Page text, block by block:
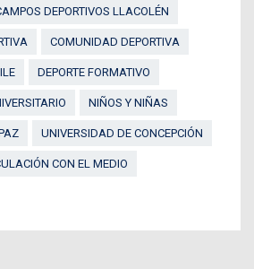
DEPORTIVOS LLACOLÉN
COMUNIDAD DEPORTIVA
DEPORTE FORMATIVO
NIÑOS Y NIÑAS
UNIVERSIDAD DE CONCEPCIÓN
CON EL MEDIO